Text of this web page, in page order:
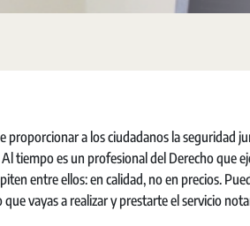
proporcionar a los ciudadanos la seguridad
tiempo es un profesional del Derecho que
entre ellos: en calidad, no en precios.
vayas a realizar y prestarte el servicio